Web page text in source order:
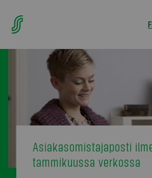
Asiakasomistajaposti
tammikuussa verkossa